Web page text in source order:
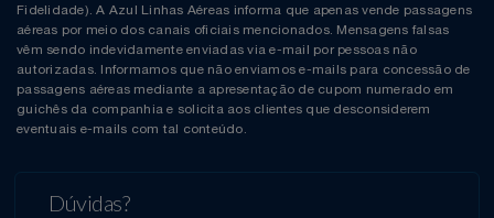
Fidelidade). A Azul Linhas Aéreas informa que apenas vende passagens
aéreas por meio dos canais oficiais mencionados. Mensagens falsas
vêm sendo indevidamente enviadas via e-mail por pessoas não
autorizadas. Informamos que não enviamos e-mails para concessão de
passagens aéreas mediante a apresentação de cupom numerado em
guichês da companhia e solicita aos clientes que desconsiderem
eventuais e-mails com tal conteúdo.
Dúvidas?